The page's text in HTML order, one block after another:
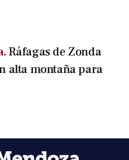
Ráfagas de Zonda
alta montaña para